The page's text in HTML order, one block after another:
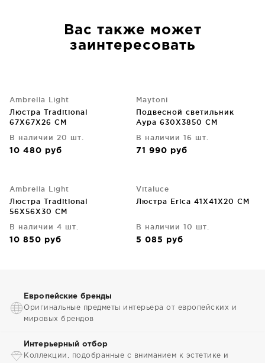
Вас также может
заинтересовать
Ambrella Light
Люстра Traditional
67X67X26 CM
В наличии 20 шт.
10 480 руб
Maytoni
Подвесной светильник
Аура 630X3850 CM
В наличии 16 шт.
71 990 руб
Ambrella Light
Люстра Traditional
56X56X30 CM
В наличии 4 шт.
10 850 руб
Vitaluce
Люстра Erica 41X41X20 CM
В наличии 10 шт.
5 085 руб
Европейские бренды
Оригинальные предметы интерьера от европейских и
мировых брендов
Интерьерный отбор
Коллекции, подобранные с вниманием к эстетике и